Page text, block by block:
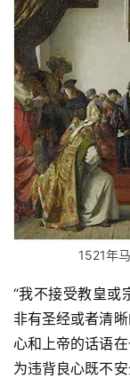
赞
美
敬
拜
神
学
研
究
查
经
热
登录
1521年
“我不接受教皇或
非有圣经或者清
心和上帝的话语
为违背良心既不